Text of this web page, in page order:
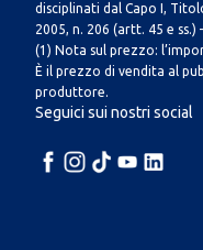
disciplinati dal Capo I,
2005, n. 206 (artt. 45 e ss.)
(1) Nota sul prezzo:
È il prezzo di vendita al
produttore.
Seguici sui nostri social